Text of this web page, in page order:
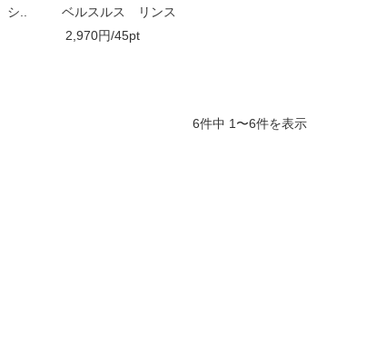
..
ベルスルス リンス
2,970円/45pt
6件中 1〜6件を表示